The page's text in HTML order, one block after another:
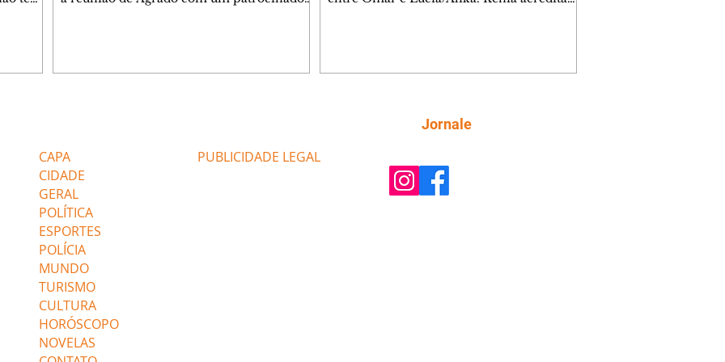
de
termina o relacionamento dos dois.
comentam sobre a possível jazida de
tungstênio na região. Virgínia provoca
CAPA
CIDADE
GERAL
POLÍTICA
ESPORTES
POLÍCIA
MUNDO
TURISMO
CULTURA
HORÓSCOPO
NOVELAS
PUBLICIDADE LEGAL
Jornale